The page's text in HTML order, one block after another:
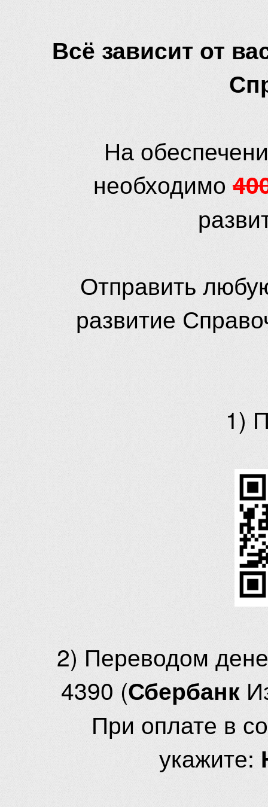
Всё зависит от
На
необходимо
Отправить
развитие
1)
2) Переводом
4390 (Сбербанк
При оплате в
укажите: